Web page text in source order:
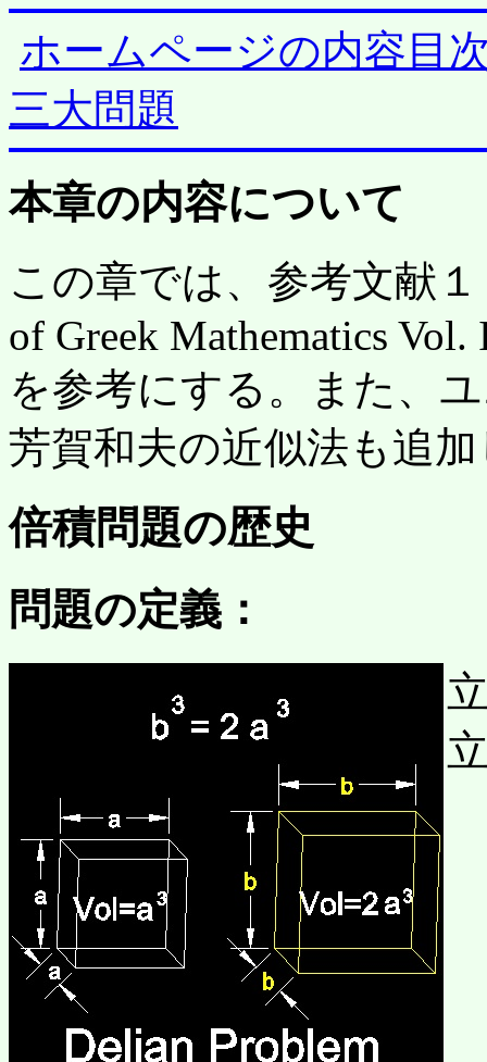
ホームページの内容目
三大問題
本章の内容について
この章では、参考文献
of Greek Mathematics
を参考にする。また、
芳賀和夫の近似法も追
倍積問題の歴史
問題の定義：